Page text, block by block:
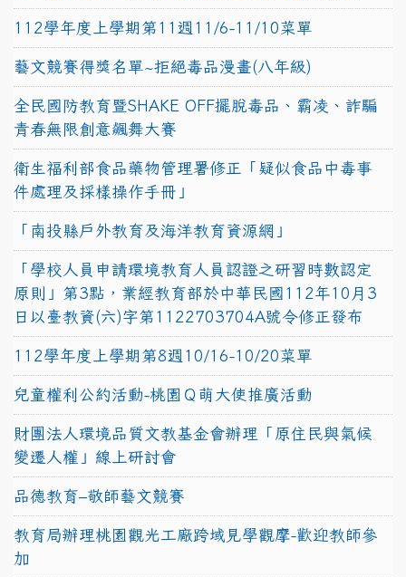
112學年度上學期第11週11/6-11/10菜單
藝文競賽得獎名單~拒絕毒品漫畫(八年級)
全民國防教育暨SHAKE OFF擺脫毒品、霸凌、詐騙
青春無限創意飆舞大賽
衛生福利部食品藥物管理署修正「疑似食品中毒事
件處理及採樣操作手冊」
「南投縣戶外教育及海洋教育資源網」
「學校人員申請環境教育人員認證之研習時數認定
原則」第3點，業經教育部於中華民國112年10月3
日以臺教資(六)字第1122703704A號令修正發布
112學年度上學期第8週10/16-10/20菜單
兒童權利公約活動-桃園Ｑ萌大使推廣活動
財團法人環境品質文教基金會辦理「原住民與氣候
變遷人權」線上研討會
品德教育–敬師藝文競賽
教育局辦理桃園觀光工廠跨域見學觀摩-歡迎教師參
加